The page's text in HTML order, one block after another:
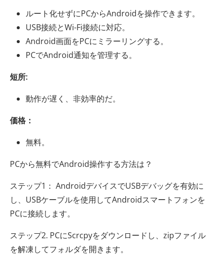
ルート化せずにPCからAndroidを操作できます。
USB接続とWi-Fi接続に対応。
Android画面をPCにミラーリングする。
PCでAndroid通知を管理する。
短所:
動作が遅く、非効率的だ。
価格：
無料。
PCから無料でAndroid操作する方法は？
ステップ1： AndroidデバイスでUSBデバッグを有効に
し、USBケーブルを使用してAndroidスマートフォンを
PCに接続します。
ステップ2. PCにScrcpyをダウンロードし、zipファイル
を解凍してフォルダを開きます。